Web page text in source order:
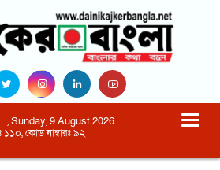
, Sunday, 9 August 2026
১১০, কোড নাম্বারঃ ৯২